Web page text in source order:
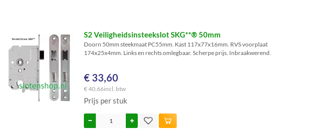
S2 Veiligheidsinsteekslot SKG**® 50mm
Doorn 50mm steekmaat PC55mm. Kast 117x77x16mm. RVS voorplaat
174x25x4mm. Links en rechts omlegbaar. Scherpe prijs. Inbraakwerend.
€ 33,60
€ 40,66incl. btw
Prijs per stuk